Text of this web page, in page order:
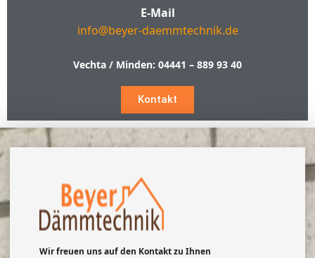
E-Mail
info@beyer-daemmtechnik.de
Vechta / Minden: 04441 – 889 93 40
Kontakt
Wir freuen uns auf den Kontakt zu Ihnen